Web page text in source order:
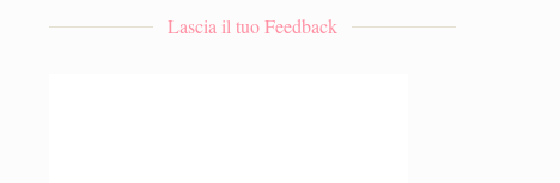
Lascia il tuo Feedback